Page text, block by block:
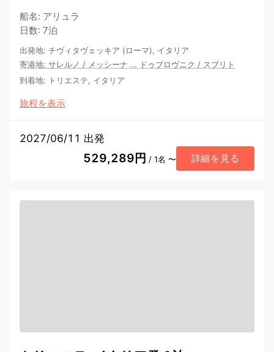
船名: アリュラ
日数: 7泊
出発地: チヴィタヴェッキア (ローマ), イタリア
寄港地: サレルノ / メッシーナ … ドゥブロヴニク / スプリト
到着地: トリエステ, イタリア
旅程を表示
2027/06/11 出発
529,289円 / 1名 〜 詳細を見る